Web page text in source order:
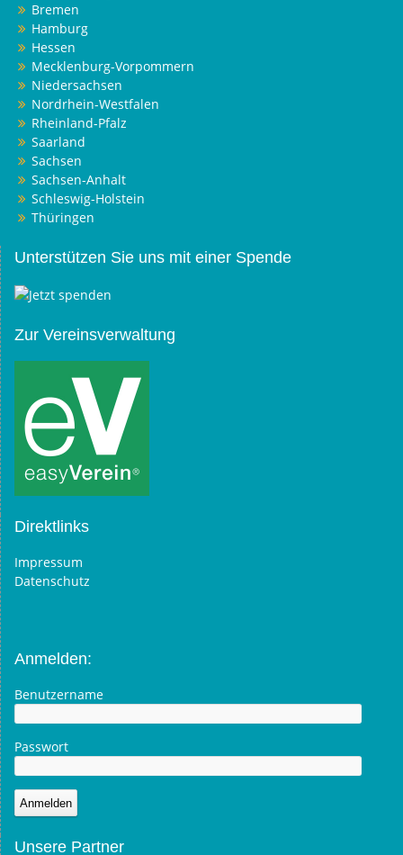
Bremen
Hamburg
Hessen
Mecklenburg-Vorpommern
Niedersachsen
Nordrhein-Westfalen
Rheinland-Pfalz
Saarland
Sachsen
Sachsen-Anhalt
Schleswig-Holstein
Thüringen
Unterstützen Sie uns mit einer Spende
Zur Vereinsverwaltung
Direktlinks
Impressum
Datenschutz
Anmelden:
Benutzername
Passwort
Unsere Partner